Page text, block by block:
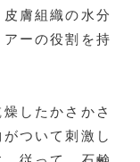
膚組織の水分
ーの役割を持
したかさかさ
ついて刺激し